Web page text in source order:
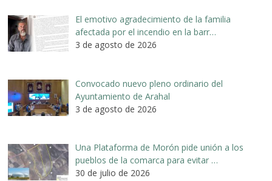
El emotivo agradecimiento de la familia
afectada por el incendio en la barr…
3 de agosto de 2026
Convocado nuevo pleno ordinario del
Ayuntamiento de Arahal
3 de agosto de 2026
Una Plataforma de Morón pide unión a los
pueblos de la comarca para evitar …
30 de julio de 2026